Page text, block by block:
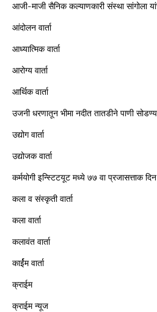
आजी-माजी सैनिक कल्याणकारी संस्था सांगोला
आंदोलन वार्ता
आध्यात्मिक वार्ता
आरोग्य वार्ता
आर्थिक वार्ता
उजनी धरणातून भीमा नदीत तातडीने पाणी
उद्योग वार्ता
उद्योजक वार्ता
कर्मयोगी इन्स्टिटयूट मध्ये ७७ वा प्रजासत्ताक
कला व संस्कृती वार्ता
कला वार्ता
कलावंत वार्ता
कार्ईम वार्ता
क्राईम
क्राईम न्यूज